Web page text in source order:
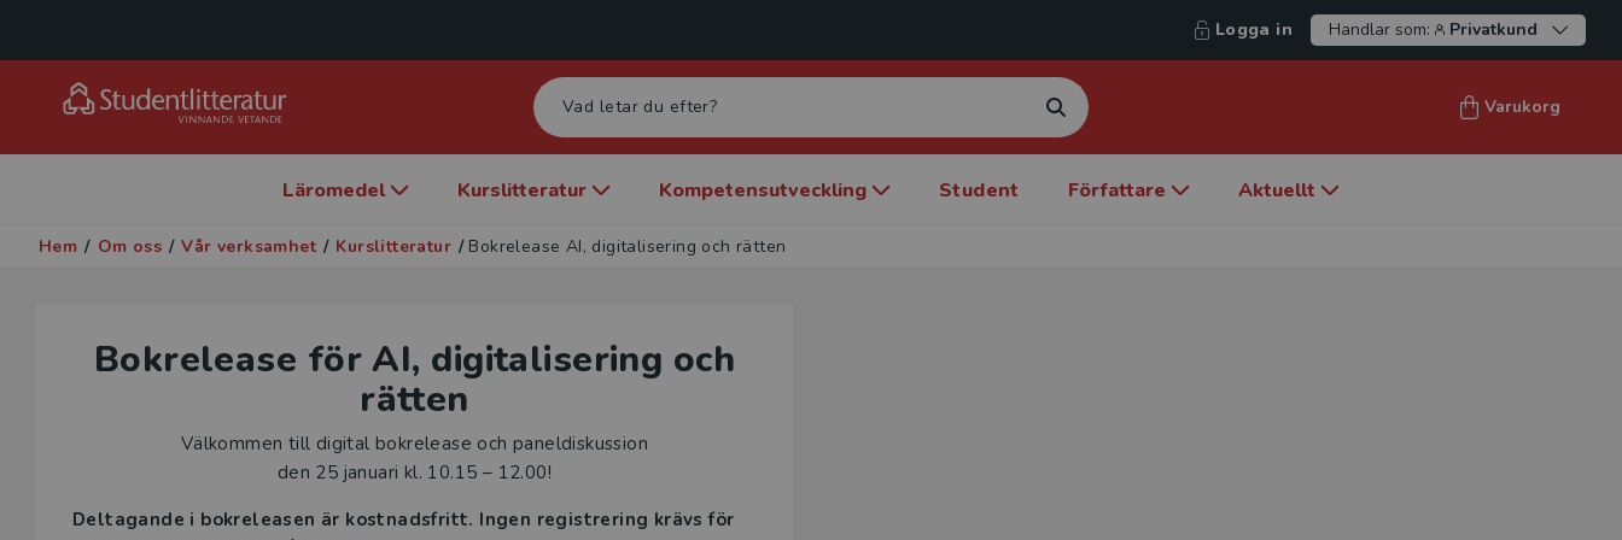
Logga in Handlar som: Privatkund
Varukorg
Läromedel Kurslitteratur Kompetensutveckling Student Författare Aktuellt
Hem / Om oss / Vår verksamhet / Kurslitteratur / Bokrelease AI, digitalisering och rätten
Bokrelease för AI, digitalisering och
rätten
Välkommen till digital bokrelease och paneldiskussion
den 25 januari kl. 10.15 – 12.00!
Deltagande i bokreleasen är kostnadsfritt. Ingen registrering krävs för